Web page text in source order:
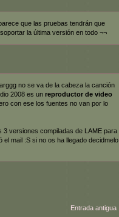
que las pruebas tendrán que
la última versión en todo ¬¬
no se va de la cabeza la canción
2008 es un reproductor de video
con ese los fuentes no van por lo
versiones compiladas de LAME para
mail :S si no os ha llegado decidmelo
Entrada antigua